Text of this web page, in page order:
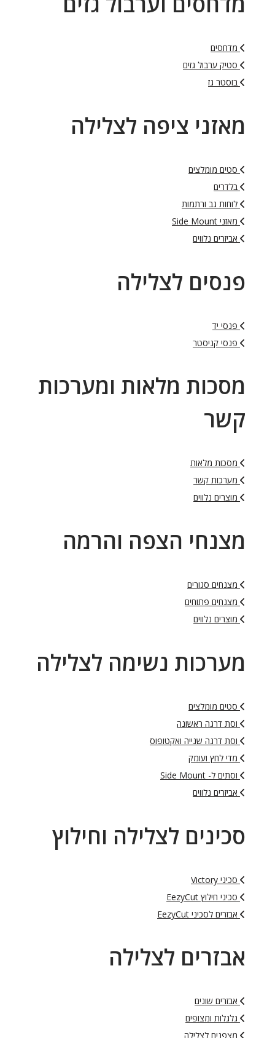
מדחסים
סטיק ערבול גזים
בוסטר גז
מאזני ציפה לצלילה
סטים מומלצים
בלדרים
לוחות גב ורתמות
מאזני Side Mount
אביזרים נלווים
פנסים לצלילה
פנסי יד
פנסי קניסטר
מסכות מלאות ומערכות
קשר
מסכות מלאות
מערכות קשר
מוצרים נלווים
מצנחי הצפה והרמה
מצנחים סגורים
מצנחים פתוחים
מוצרים נלווים
מערכות נשימה לצלילה
סטים מומלצים
וסת דרגה ראשונה
וסת דרגה שנייה ואקטופוס
מדי לחץ ועומק
וסתים ל- Side Mount
אביזרים נלווים
סכינים לצלילה וחילוץ
סכיני Victory
סכיני חילוץ EezyCut
אבזרים לסכיני EezyCut
אבזרים לצלילה
אבזרים שונים
גלגלות ומצופים
מצפנים לצלילה